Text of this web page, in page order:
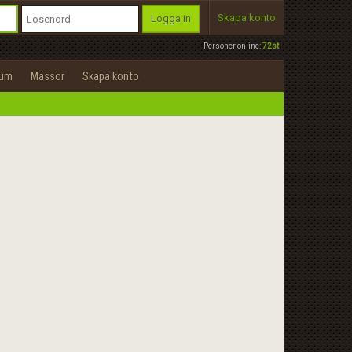
Personer online:72st
Logga in Skapa konto
Mässor Skapa konto